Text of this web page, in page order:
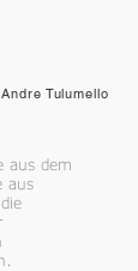
Tulumello
aus dem
aus